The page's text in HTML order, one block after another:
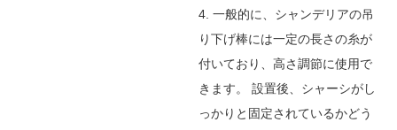
4. 一般的に、シャンデリアの吊
り下げ棒には一定の長さの糸が
付いており、高さ調節に使用で
きます。
設置後、シャーシがし
っかりと固定されているかどう